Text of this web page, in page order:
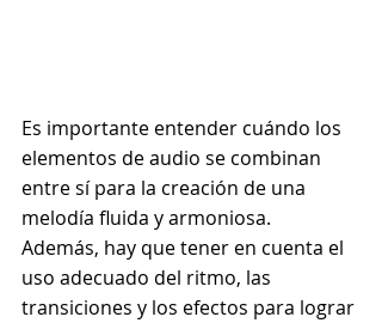
Es importante entender cuándo los
elementos de audio se combinan
entre sí para la creación de una
melodía fluida y armoniosa.
Además, hay que tener en cuenta el
uso adecuado del ritmo, las
transiciones y los efectos para lograr